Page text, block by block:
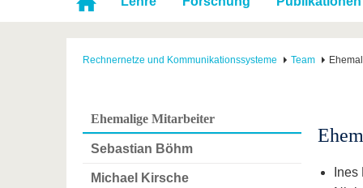
Partnerschaften &
Strukturwandel
Wissenschaftlicher
Nachwuchs
Rechnernetze und Kommunikationssysteme Team
Ehemalige Mitarbeiter
Sebastian Böhm
Michael Kirsche